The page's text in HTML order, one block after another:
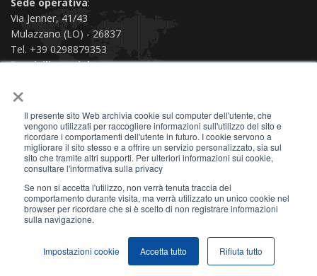
×
Il presente sito Web archivia cookie sul computer dell'utente, che
vengono utilizzati per raccogliere informazioni sull'utilizzo del sito e
ricordare i comportamenti dell'utente in futuro. I cookie servono a
migliorare il sito stesso e a offrire un servizio personalizzato, sia sul
sito che tramite altri supporti. Per ulteriori informazioni sui cookie,
consultare l'informativa sulla privacy
Se non si accetta l'utilizzo, non verrà tenuta traccia del
comportamento durante visita, ma verrà utilizzato un unico cookie nel
browser per ricordare che si è scelto di non registrare informazioni
sulla navigazione.
Impostazioni cookie Accetta tutto Rifiuta tutto
Via Jenner, 41/43
Mulazzano (LO) - 26837
Tel. +39 0298879353
Domicilio social:
Piacenza (PC) - 29121
Contáctenos
2026 © All Rights Reserved.
Privacy Policy
| Términos de uso | Site Map |